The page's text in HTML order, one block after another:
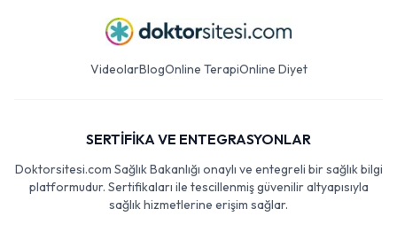
VideolarBlogOnline TerapiOnline Diyet
SERTİFİKA VE ENTEGRASYONLAR
Doktorsitesi.com Sağlık Bakanlığı onaylı ve entegreli bir sağlık bilgi
platformudur. Sertifikaları ile tescillenmiş güvenilir altyapısıyla
sağlık hizmetlerine erişim sağlar.